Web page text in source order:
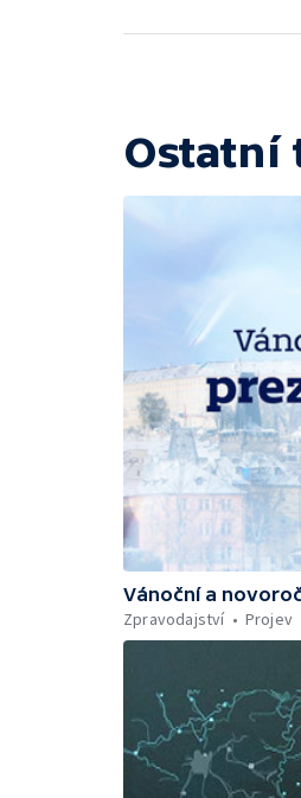
Ostatní
Vánoční a
Zpravodajství
Projev